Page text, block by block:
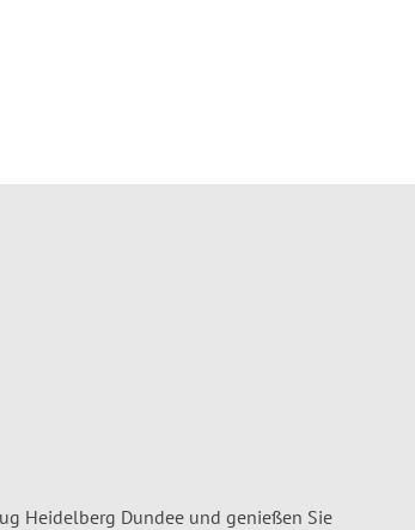
Heidelberg Dundee und genießen Sie